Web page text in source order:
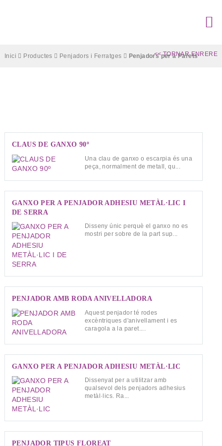
Inici Productes Penjadors i Ferratges Penjadors per a Parets
<< TORNAR ENRERE
CLAUS DE GANXO 90º
Una clau de ganxo o escarpia és una
peça, normalment de metall, qu...
GANXO PER A PENJADOR ADHESIU METÀL·LIC I
DE SERRA
Disseny únic perquè el ganxo no es
mostri per sobre de la part sup...
PENJADOR AMB RODA ANIVELLADORA
Aquest penjador té rodes
excèntriques d'anivellament i es
caragola a la paret....
GANXO PER A PENJADOR ADHESIU METÀL·LIC
Dissenyat per a utilitzar amb
qualsevol dels penjadors adhesius
metàl·lics. Ra...
PENJADOR TIPUS FLOREAT